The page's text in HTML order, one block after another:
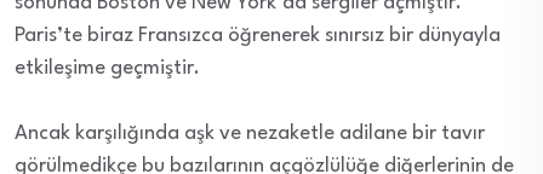
Paris’te biraz Fransızca öğrenerek sınırsız bir dünyayla
etkileşime geçmiştir.
Ancak karşılığında aşk ve nezaketle adilane bir tavır
görülmedikçe bu bazılarının açgözlülüğe diğerlerinin de